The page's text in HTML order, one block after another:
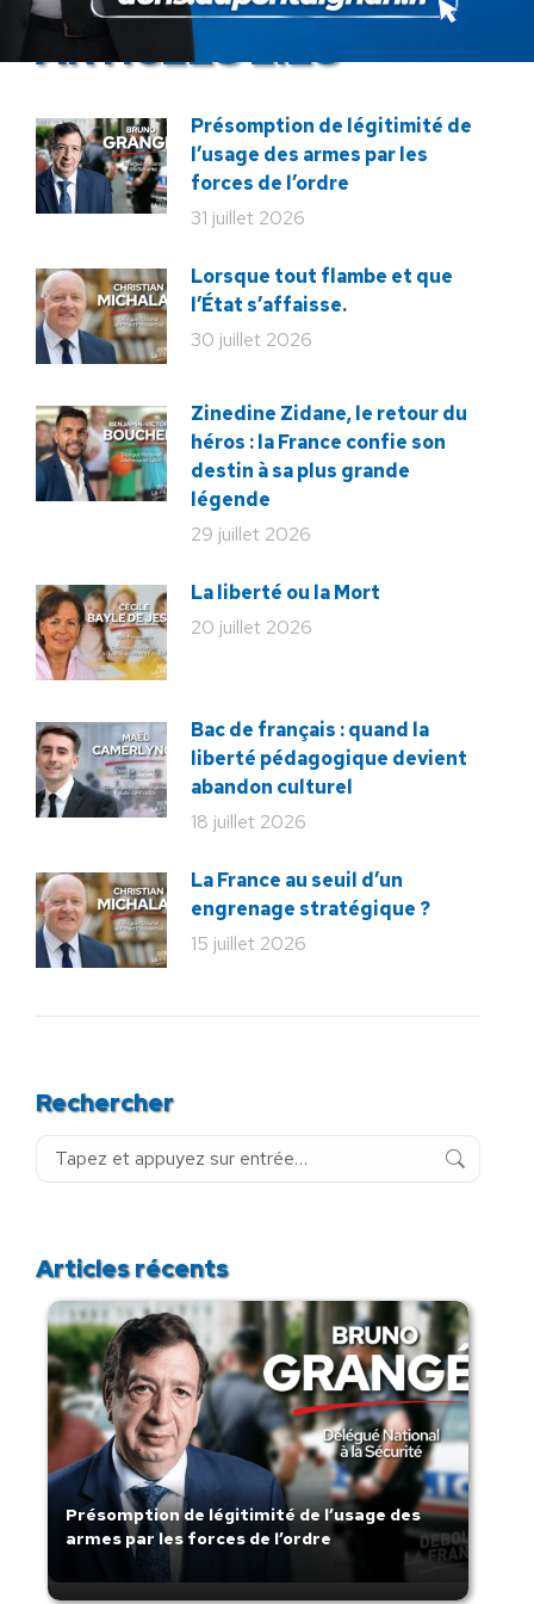
ARTICLES LIÉS
Présomption de légitimité de
l’usage des armes par les
forces de l’ordre
31 juillet 2026
Lorsque tout flambe et que
l’État s’affaisse.
30 juillet 2026
Zinedine Zidane, le retour du
héros : la France confie son
destin à sa plus grande
légende
29 juillet 2026
La liberté ou la Mort
20 juillet 2026
Bac de français : quand la
liberté pédagogique devient
abandon culturel
18 juillet 2026
La France au seuil d’un
engrenage stratégique ?
15 juillet 2026
Rechercher
Recherche
Articles récents
Présomption de légitimité de l’usage des
armes par les forces de l’ordre